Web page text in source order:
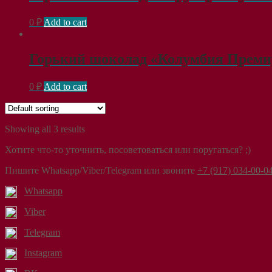
0 ₽ Add to cart
Горький шоколад «Колумбия
0 ₽ Add to cart
Showing all 3 results
Хотите что-то уточнить, посоветоваться или поругаться? ;)
Пишите Whatsapp/Viber/Telegram или звоните +7 (917) 034-00-
Whatsapp
Viber
Telegram
Instagram